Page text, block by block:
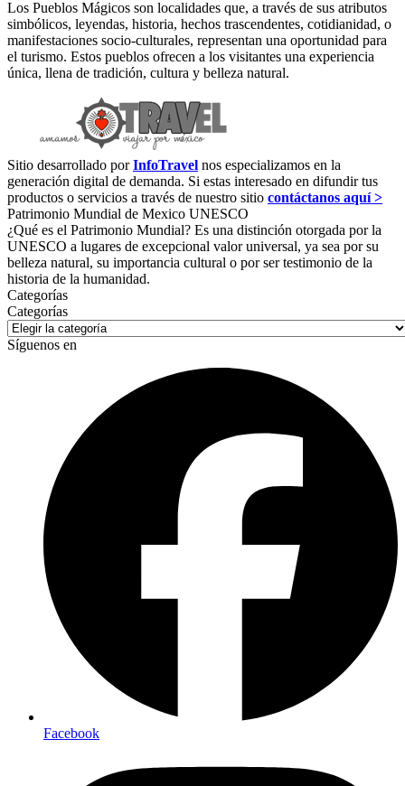
Los Pueblos Mágicos son localidades que, a través de sus atributos
simbólicos, leyendas, historia, hechos trascendentes, cotidianidad, o
manifestaciones socio-culturales, representan una oportunidad para
el turismo. Estos pueblos ofrecen a los visitantes una experiencia
única, llena de tradición, cultura y belleza natural.
Sitio desarrollado porInfoTravel nos especializamos en la
generación digital de demanda. Si estas interesado en difundir tus
productos o servicios a través de nuestro sitio contáctanos aquí >
Patrimonio Mundial de Mexico UNESCO
¿Qué es el Patrimonio Mundial? Es una distinción otorgada por la
UNESCO a lugares de excepcional valor universal, ya sea por su
belleza natural, su importancia cultural o por ser testimonio de la
historia de la humanidad.
Categorías
Categorías
Síguenos en
Facebook